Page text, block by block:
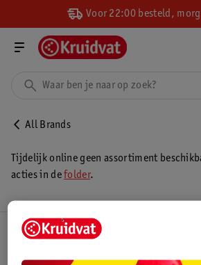
Voor 22:00 besteld,
All Brands
Tijdelijk online geen assortiment
acties in defolder.
Kruidvat Club